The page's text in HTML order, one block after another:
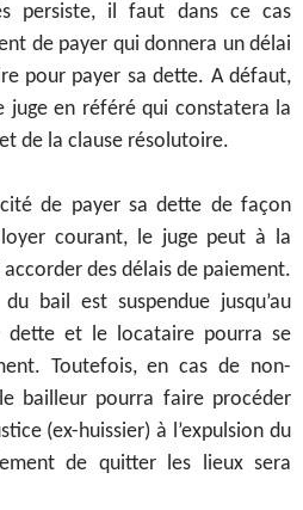
persiste, il faut dans ce cas
de payer qui donnera un délai
pour payer sa dette. A défaut,
juge en référé qui constatera la
de la clause résolutoire.
de payer sa dette de façon
courant, le juge peut à la
des délais de paiement.
bail est suspendue jusqu’au
dette et le locataire pourra se
Toutefois, en cas de non-
bailleur pourra faire procéder
(ex-huissier) à l’expulsion du
de quitter les lieux sera